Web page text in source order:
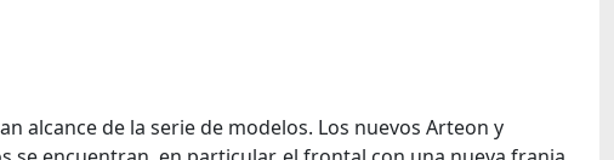
alcance de la serie de modelos. Los nuevos Arteon y